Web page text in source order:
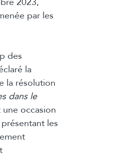
par les
des
la
la résolution
dans le
occasion
les